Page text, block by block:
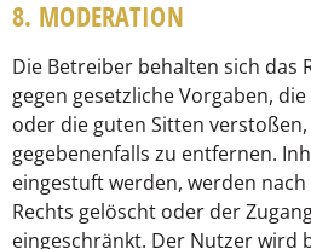
8. MODERATION
Die Betreiber behalten sich das
gegen gesetzliche Vorgaben,
oder die guten Sitten
gegebenenfalls zu entfernen.
eingestuft werden, werden
Rechts gelöscht oder der
eingeschränkt. Der Nutzer wird